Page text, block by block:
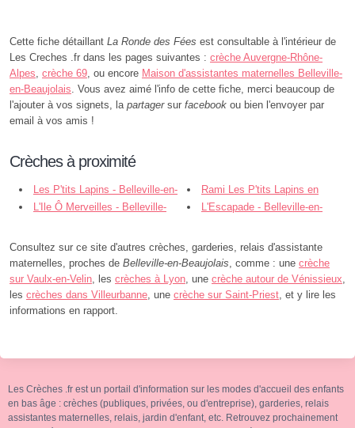
Cette fiche détaillant La Ronde des Fées est consultable à l'intérieur de
Les Creches .fr dans les pages suivantes : crèche Auvergne-Rhône-
Alpes, crèche 69, ou encore Maison d'assistantes maternelles Belleville-
en-Beaujolais. Vous avez aimé l'info de cette fiche, merci beaucoup de
l'ajouter à vos signets, la partagersur facebook ou bien l'envoyer par
email à vos amis !
Crèches à proximité
Les P'tits Lapins - Belleville-en-
Beaujolais
Rami Les P'tits Lapins en
Balade - Belleville-en-Beaujolais
L'Ile Ô Merveilles - Belleville-
L'Escapade - Belleville-en-
Consultez sur ce site d'autres crèches, garderies, relais d'assistante
maternelles, proches de Belleville-en-Beaujolais, comme : une crèche
sur Vaulx-en-Velin, les crèches à Lyon, une crèche autour de Vénissieux,
les crèches dans Villeurbanne, une crèche sur Saint-Priest, et y lire les
informations en rapport.
Les Crèches .fr est un portail d'information sur les modes d'accueil des enfants
en bas âge : crèches (publiques, privées, ou d'entreprise), garderies, relais
assistantes maternelles, relais, jardin d'enfant, etc. Retrouvez prochainement